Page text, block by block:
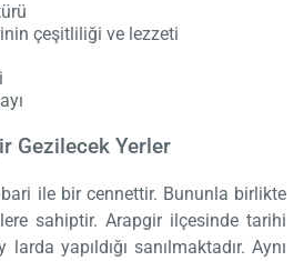
çeşitliliği ve lezzeti
Gezilecek Yerler
ile bir cennettir. Bununla birlikte
sahiptir. Arapgir ilçesinde tarihi
yapıldığı sanılmaktadır. Aynı